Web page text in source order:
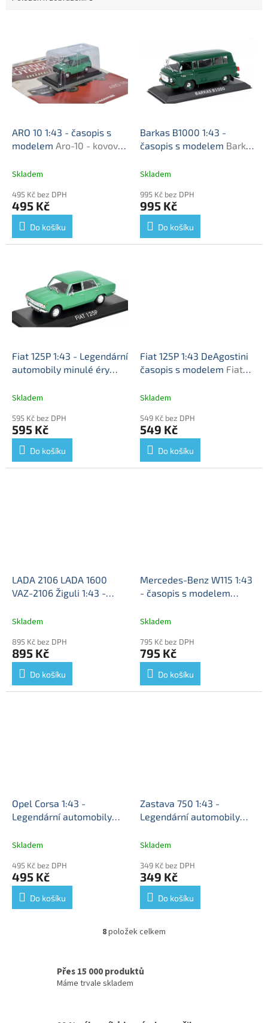
ARO 10 1:43 - časopis s
modelem Aro-10 - kovový
Skladem
495 Kč bez DPH
495 Kč
Do košíku
Barkas B1000 1:43 -
časopis s modelem Barkas
Skladem
995 Kč bez DPH
995 Kč
Do košíku
Fiat 125P 1:43 - Legendární
automobily minulé éry
Fiat 125 P - kovový model
Skladem
595 Kč bez DPH
595 Kč
Do košíku
Fiat 125P 1:43 DeAgostini
časopis s modelem Fiat
Skladem
549 Kč bez DPH
549 Kč
Do košíku
LADA 2106 LADA 1600
VAZ-2106 Žiguli 1:43 -
modelem
Skladem
895 Kč bez DPH
895 Kč
Do košíku
Mercedes-Benz W115 1:43
- časopis s modelem
model auta
Skladem
795 Kč bez DPH
795 Kč
Do košíku
Opel Corsa 1:43 -
Legendární automobily
modelem #80
Skladem
495 Kč bez DPH
495 Kč
Do košíku
Zastava 750 1:43 -
Legendární automobily
modelem #149
Skladem
349 Kč bez DPH
349 Kč
Do košíku
O
á
8položek celkem
Přes 15 000 produktů
Máme trvale skladem